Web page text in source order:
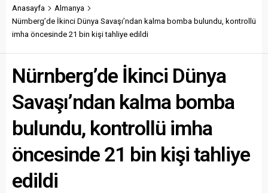
Anasayfa
Almanya
Nürnberg’de İkinci Dünya Savaşı’ndan kalma bomba bulundu, kontrollü
imha öncesinde 21 bin kişi tahliye edildi
Nürnberg’de İkinci Dünya
Savaşı’ndan kalma bomba
bulundu, kontrollü imha
öncesinde 21 bin kişi tahliye
edildi